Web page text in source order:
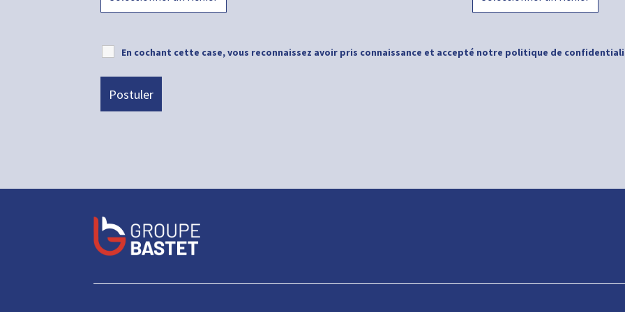
En cochant cette case, vous reconnaissez avoir pris connaissance et accepté notre politique de